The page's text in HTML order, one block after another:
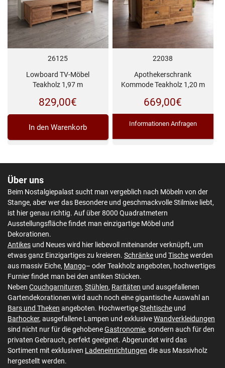
26125
Lowboard TV-Möbel
Teakholz 1,97 m
829,00€
In den Warenkorb
22038
Apothekerschrank
Kommode Teakholz 1,20 m
669,00€
Informationen Anfragen
Über uns
Beim Nostalgiepalast sucht man vergeblich nach Möbeln von der
Stange, aber wer das Besondere und geschmackvolle Stilmixe liebt,
ist hier genau richtig. Auf über 8000 Quadratmetern
Ausstellungsfläche findet man einzigartige Möbel und
Dekorationen.
Antikes und Neues wird hier liebevoll miteinander verknüpft, um
etwas ganz Einzigartiges zu kreieren. Schränke und Tischewerden
aus massiv Eiche, Mango– oder Teakholz angeboten, hochwertiges
Furnier findet man bei den antiken Stücken.
Neben Couchgarnituren, Stühlen, Raritäten und ausgefallenen
Gartendekorationen wird auch noch eine gigantische Auswahl an
Bars und Theken angeboten. HochwertigeStehtische und
Barhocker, ausgefallene Lampen und exklusiveWandverkleidungen
sind nicht nur für die gehobeneGastronomie, sondern auch für den
privaten Gebrauch, perfekt geeignet. Abgerundet wird das
Sortiment mit exklusiven Ladeneinrichtungen die aus Massivholz
hergestellt werden.